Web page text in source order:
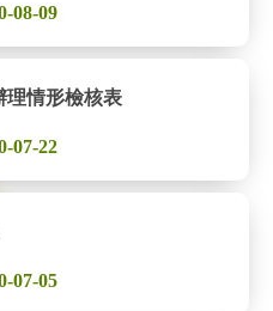
08-09
理情形檢核表
07-22
07-05